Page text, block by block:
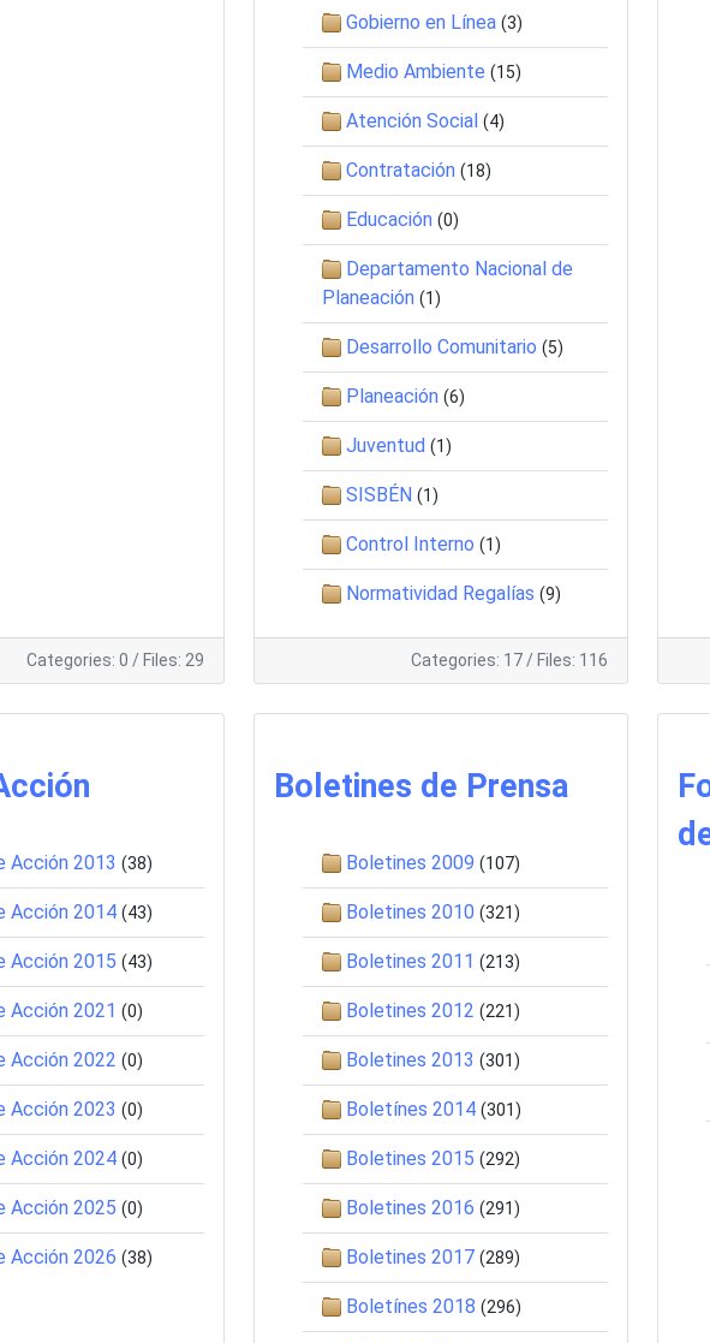
Categories: 0 / Files: 29
Gobierno en Línea (3)
Medio Ambiente (15)
Atención Social (4)
Contratación (18)
Educación (0)
Departamento Nacional de
Planeación (1)
Desarrollo Comunitario (5)
Planeación (6)
Juventud (1)
SISBÉN (1)
Control Interno (1)
Normatividad Regalías (9)
Categories: 17/ Files: 116
Acción 2013 (38)
Acción 2014 (43)
Acción 2015 (43)
Acción 2021 (0)
Acción 2022 (0)
Acción 2023 (0)
Acción 2024 (0)
Acción 2025 (0)
Acción 2026 (38)
Boletines de Prensa
Boletines 2009 (107)
Boletines 2010 (321)
Boletines 2011 (213)
Boletines 2012 (221)
Boletines 2013 (301)
Boletínes 2014 (301)
Boletines 2015 (292)
Boletines 2016 (291)
Boletines 2017 (289)
Boletínes 2018 (296)